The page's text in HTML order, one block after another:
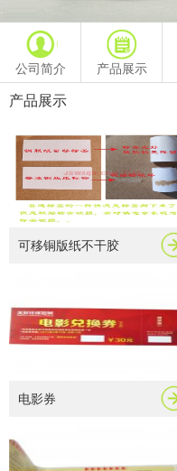
公司简介 产品展示
产品展示
可移铜版纸不干胶
电影券